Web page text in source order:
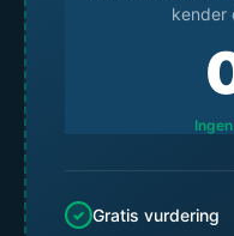
kender
Gratis vurdering